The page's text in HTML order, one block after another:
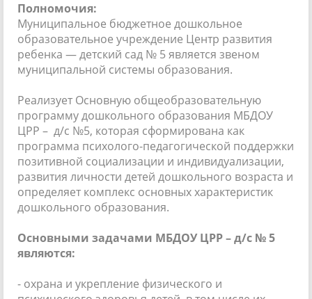
Полномочия:
Муниципальное бюджетное дошкольное
образовательное учреждение Центр развития
ребенка — детский сад № 5 является звеном
муниципальной системы образования.
Реализует Основную общеобразовательную
программу дошкольного образования МБДОУ
ЦРР – д/с №5, которая сформирована как
программа психолого-педагогической поддержки
позитивной социализации и индивидуализации,
развития личности детей дошкольного возраста и
определяет комплекс основных характеристик
дошкольного образования.
Основными задачами МБДОУ ЦРР – д/с № 5
являются:
- охрана и укрепление физического и